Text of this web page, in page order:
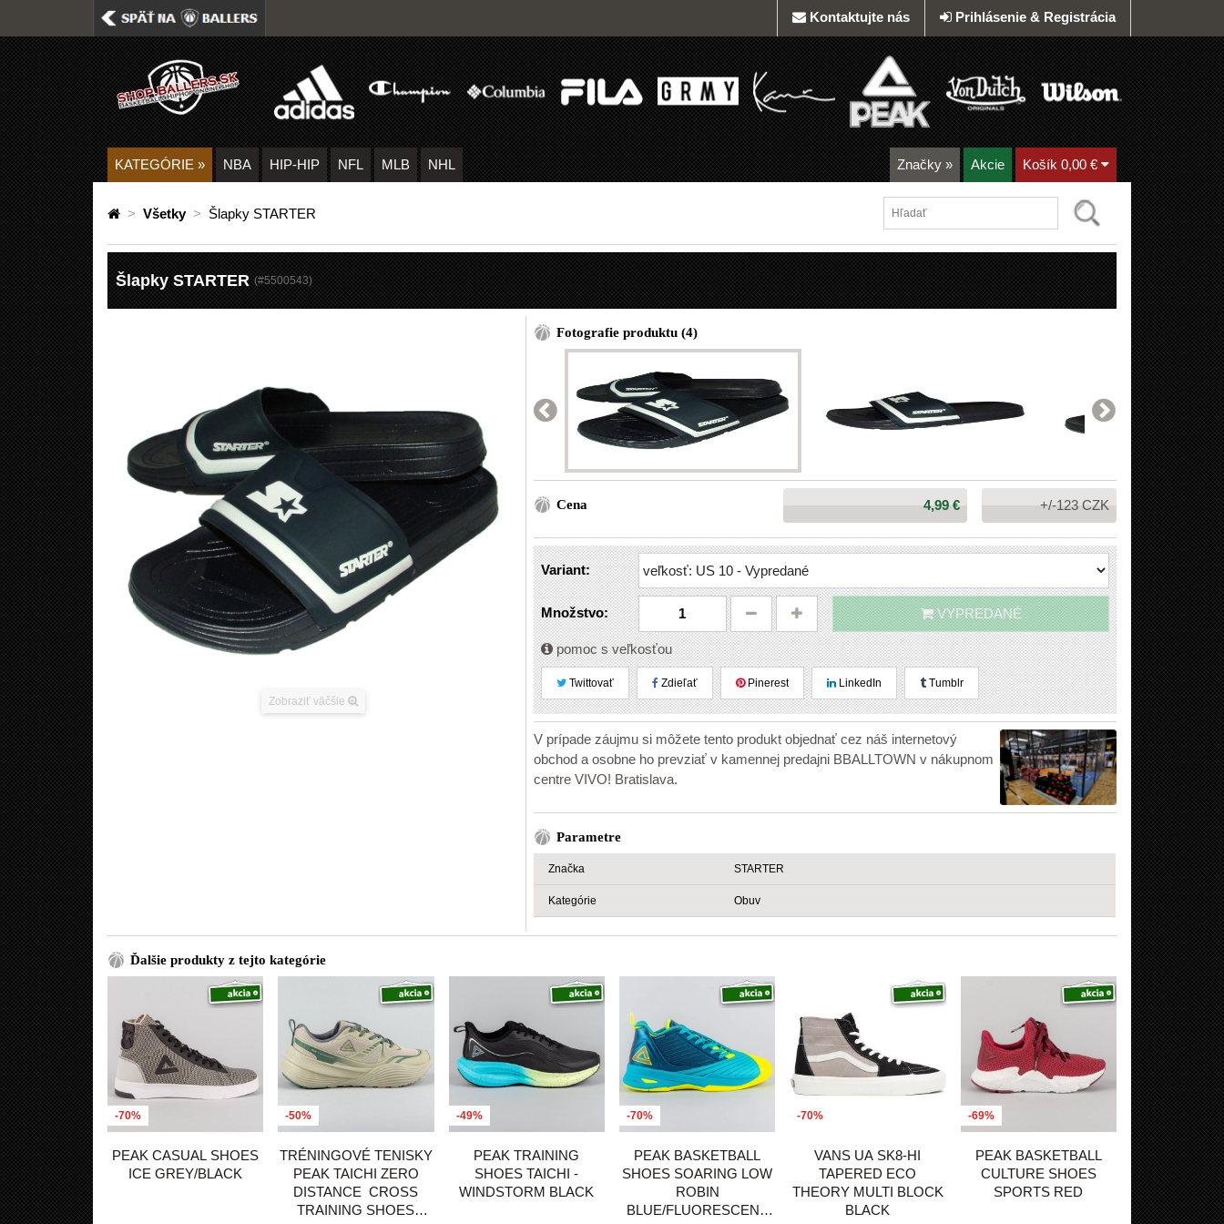
Prihlásenie & Registrácia
Kontaktujte nás
KATEGÓRIE » NBA HIP-HIP NFL MLB NHL Značky » Akcie Košík 0,00 €
> Všetky > Šlapky STARTER
Šlapky STARTER (#5500543)
Zobraziť väčšie
Fotografie produktu (4)
Cena Cena:
4,99 € +/-123 CZK
Variant:
Množstvo: VYPREDANÉ
pomoc s veľkosťou
Twittovať Zdieľať Pinerest LinkedIn Tumblr
V prípade záujmu si môžete tento produkt objednať cez náš internetový
obchod a osobne ho prevziať v kamennej predajni BBALLTOWN v nákupnom
centre VIVO! Bratislava.
Parametre
Značka STARTER
Kategórie Obuv
Ďalšie produkty z tejto kategórie
-70%
PEAK CASUAL SHOES
ICE GREY/BLACK
-50%
TRÉNINGOVÉ TENISKY
PEAK TAICHI ZERO
DISTANCE CROSS
TRAINING SHOES
-49%
PEAK TRAINING
SHOES TAICHI -
WINDSTORM BLACK
-70%
PEAK BASKETBALL
SHOES SOARING LOW
ROBIN
BLUE/FLUORESCENT
-70%
VANS UA SK8-HI
TAPERED ECO
THEORY MULTI BLOCK
BLACK
-69%
PEAK BASKETBALL
CULTURE SHOES
SPORTS RED